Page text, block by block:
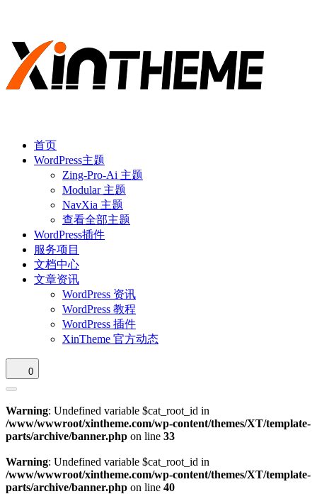
首页
WordPress主题
Zing-Pro-Ai 主题
Modular 主题
NavXia 主题
查看全部主题
WordPress插件
服务项目
文档中心
文章资讯
WordPress 资讯
WordPress 教程
WordPress 插件
XinTheme 官方动态
0
Warning: Undefined variable $cat_root_id in
/www/wwwroot/xintheme.com/wp-content/themes/XT/template-
parts/archive/banner.php on line 33
Warning: Undefined variable $cat_root_id in
/www/wwwroot/xintheme.com/wp-content/themes/XT/template-
parts/archive/banner.php on line 40